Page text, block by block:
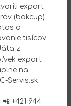
export
(bakcup)
a
tisícov
z
export
na
Servis.sk
+421 944